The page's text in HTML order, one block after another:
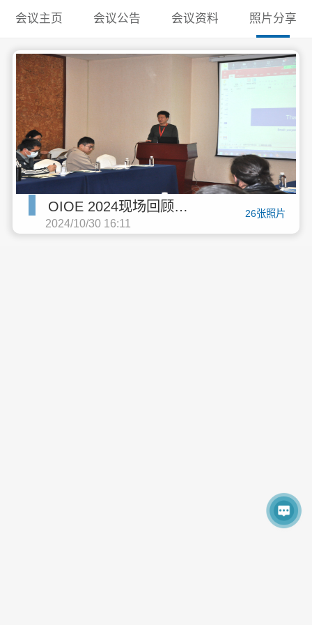
会议主页 会议公告 会议资料 照片分享
OIOE 2024现场回顾，期待与您相约2025！
2024/10/30 16:11
26张照片